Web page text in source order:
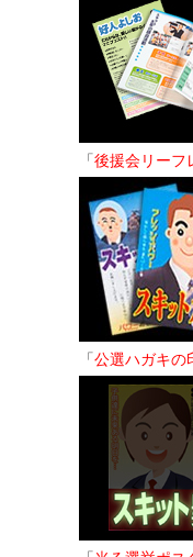
「後援会リーフ
「公選ハガキの